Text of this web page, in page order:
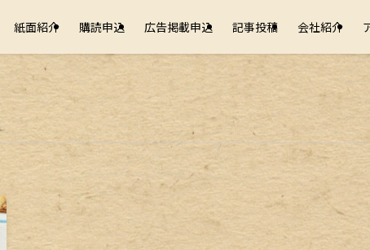
紙面紹介 購読申込 広告掲載申込 記事投稿 会社紹介